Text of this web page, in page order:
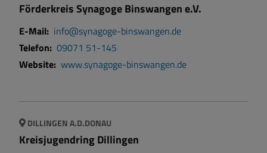
Förderkreis Synagoge Binswangen e.V.
E-Mail: info@synagoge-binswangen.de
Telefon: 09071 51-145
Website: www.synagoge-binswangen.de
DILLINGEN A.D.DONAU
Kreisjugendring Dillingen